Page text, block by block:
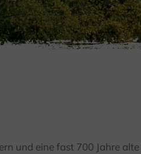
und eine fast 700 Jahre